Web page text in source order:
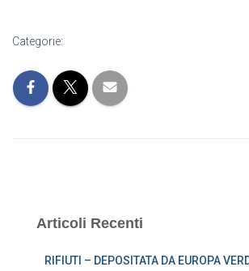
Categorie:
Articoli Recenti
RIFIUTI – DEPOSITATA DA EUROPA